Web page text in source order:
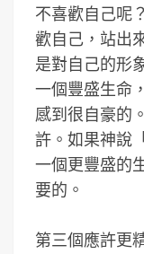
不喜歡自己呢
歡自己，站出
是對自己的形
一個豐盛生命
感到很自豪的
許。如果神說
一個更豐盛的
要的。
第三個應許更